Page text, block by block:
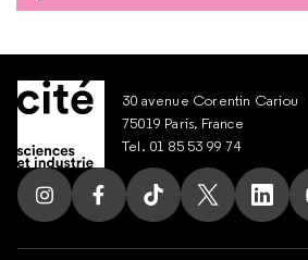
30 avenue Corentin Cariou
75019 Paris, France
Tel. 01 85 53 99 74
Suivez nous sur Instagram
Suivez nous sur
Suivez nous sur
Suivez nous